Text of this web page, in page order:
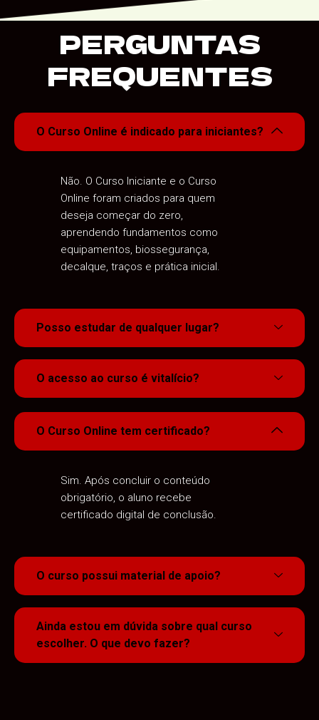
PERGUNTAS
FREQUENTES
O Curso Online é indicado para iniciantes?
Não. O Curso Iniciante e o Curso
Online foram criados para quem
deseja começar do zero,
aprendendo fundamentos como
equipamentos, biossegurança,
decalque, traços e prática inicial.
Posso estudar de qualquer lugar?
O acesso ao curso é vitalício?
O Curso Online tem certificado?
Sim. Após concluir o conteúdo
obrigatório, o aluno recebe
certificado digital de conclusão.
O curso possui material de apoio?
Ainda estou em dúvida sobre qual curso
escolher. O que devo fazer?